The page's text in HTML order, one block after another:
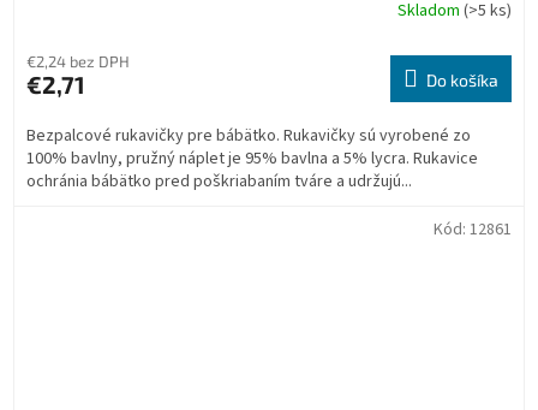
Skladom (>5 ks)
€2,24 bez DPH
€2,71 Do košíka
Bezpalcové rukavičky pre bábätko. Rukavičky sú vyrobené zo
100% bavlny, pružný náplet je 95% bavlna a 5% lycra. Rukavice
ochránia bábätko pred poškriabaním tváre a udržujú...
Kód: 12861